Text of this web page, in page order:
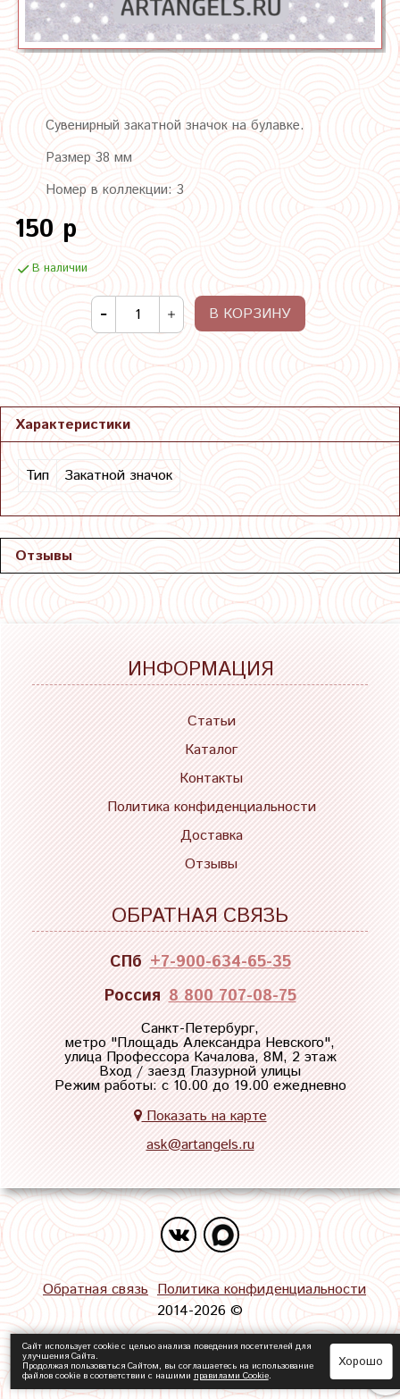
Сувенирный закатной значок на булавке.
Размер 38 мм
Номер в коллекции: 3
150 р
В наличии
В КОРЗИНУ
Характеристики
Тип Закатной значок
Отзывы
ИНФОРМАЦИЯ
Статьи
Каталог
Контакты
Политика конфиденциальности
Доставка
Отзывы
ОБРАТНАЯ СВЯЗЬ
СПб +7-900-634-65-35
Россия 8 800 707-08-75
Санкт-Петербург,
метро "Площадь Александра Невского",
улица Профессора Качалова, 8М, 2 этаж
Вход / заезд Глазурной улицы
Режим работы: с 10.00 до 19.00 ежедневно
Показать на карте
ask@artangels.ru
Обратная связь Политика конфиденциальности
2014-2026 ©
Сайт использует cookie с целью анализа поведения посетителей для
улучшения Сайта.
Продолжая пользоваться Сайтом, вы соглашаетесь на использование
файлов cookie в соответствии с нашими правилами Сookie.
Хорошо